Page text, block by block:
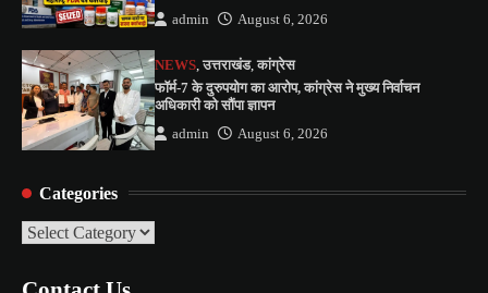
admin August 6, 2026
NEWS ,उत्तराखंड,कांग्रेस
फॉर्म-7 के दुरुपयोग का आरोप, कांग्रेस ने मुख्य निर्वाचन
अधिकारी को सौंपा ज्ञापन
admin August 6, 2026
Categories
Categories